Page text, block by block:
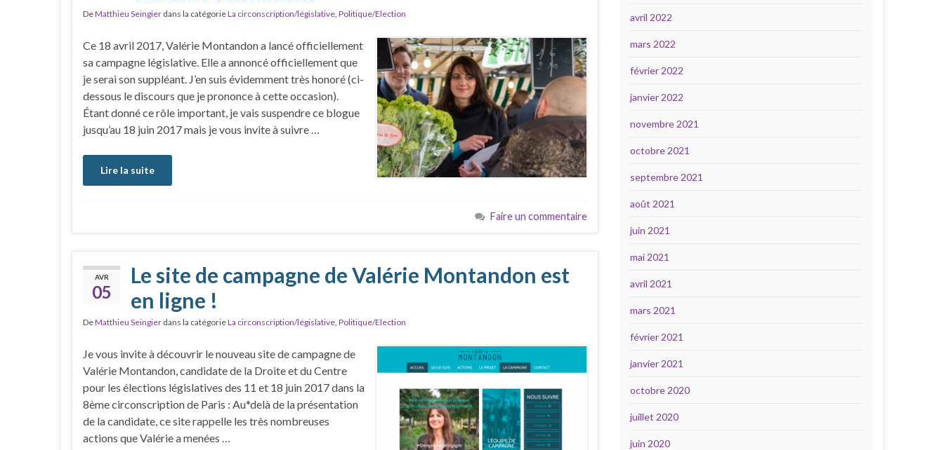
DeMatthieu Seingier dans la catégorieLa circonscription/législative Politique/Election
Ce 18 avril 2017, Valérie Montandon a lancé officiellement
sa campagne législative. Elle a annoncé officiellement que
je serai son suppléant. J’en suis évidemment très honoré (ci-
dessous le discours que je prononce à cette occasion).
Étant donné ce rôle important, je vais suspendre ce blogue
jusqu’au 18 juin 2017 mais je vous invite à suivre …
Lire la suite
Faire un commentaire
AVR
05
Le site de campagne de Valérie Montandon est
en ligne !
DeMatthieu Seingier dans la catégorieLa circonscription/législative Politique/Election
Je vous invite à découvrir le nouveau site de campagne de
Valérie Montandon, candidate de la Droite et du Centre
pour les élections législatives des 11 et 18 juin 2017 dans la
8ème circonscription de Paris : Au*delà de la présentation
de la candidate, ce site rappelle les très nombreuses
actions que Valérie a menées …
avril 2022
mars 2022
février 2022
janvier 2022
novembre 2021
octobre 2021
septembre 2021
août 2021
juin 2021
mai 2021
avril 2021
mars 2021
février 2021
janvier 2021
octobre 2020
juillet 2020
juin 2020